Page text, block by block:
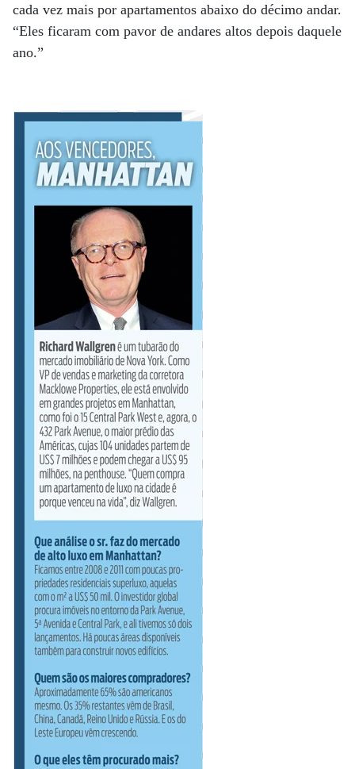
cada vez mais por apartamentos abaixo do décimo andar.
“Eles ficaram com pavor de andares altos depois daquele
ano.”